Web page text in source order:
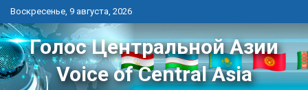
Перейти
к
контенту
Воскресенье, 9 августа, 2026
Голос Центральной Азии
Voice of Central Asia